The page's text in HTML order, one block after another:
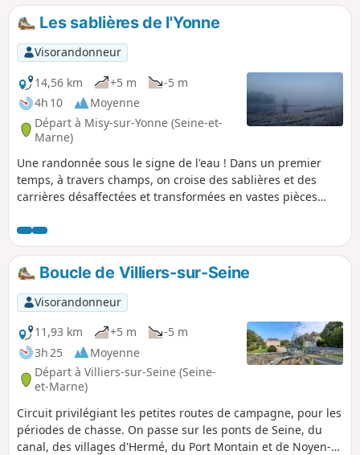
Les sablières de l'Yonne
Visorandonneur
14,56 km
+5 m
-5 m
4h 10
Moyenne
Départ à Misy-sur-Yonne (Seine-et-
Marne)
Une randonnée sous le signe de l'eau ! Dans un premier
temps, à travers champs, on croise des sablières et des
carrières désaffectées et transformées en vastes pièces
l'Yonne que l'on remonte sur environ 7km. Deux églises et
deux châteaux complètent agréablement le tableau.
Boucle de Villiers-sur-Seine
Visorandonneur
11,93 km
+5 m
-5 m
3h 25
Moyenne
Départ à Villiers-sur-Seine (Seine-
et-Marne)
Circuit privilégiant les petites routes de campagne, pour les
périodes de chasse. On passe sur les ponts de Seine, du
canal, des villages d'Hermé, du Port Montain et de Noyen-